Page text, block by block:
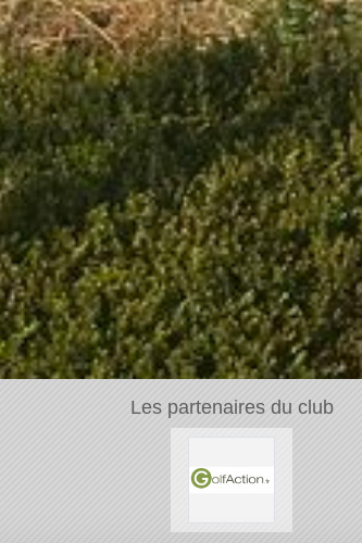
Les partenaires du club